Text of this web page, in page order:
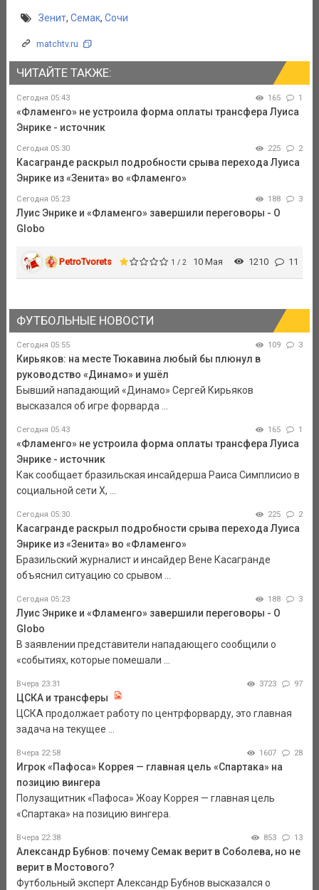
Зенит, Семак, Сочи
matchtv.ru
ЧИТАЙТЕ ТАКЖЕ:
Сегодня 05:43 165 1
«Фламенго» не устроила форма оплаты трансфера Луиса
Энрике - источник
Сегодня 05:30 225 2
Касагранде раскрыл подробности срыва перехода Луиса
Энрике из «Зенита» во «Фламенго»
Сегодня 05:23 188 3
Луис Энрике и «Фламенго» завершили переговоры - O
Globo
PetroTvorets 1 / 2 10 Мая 1210 11
ФУТБОЛЬНЫЕ НОВОСТИ
Сегодня 05:55 109 3
Кирьяков: на месте Тюкавина любый бы плюнул в
руководство «Динамо» и ушёл
Бывший нападающий «Динамо» Сергей Кирьяков
высказался об игре форварда ...
Сегодня 05:43 165 1
«Фламенго» не устроила форма оплаты трансфера Луиса
Энрике - источник
Как сообщает бразильская инсайдерша Раиса Симплисио в
социальной сети Х, ...
Сегодня 05:30 225 2
Касагранде раскрыл подробности срыва перехода Луиса
Энрике из «Зенита» во «Фламенго»
Бразильский журналист и инсайдер Вене Касагранде
объяснил ситуацию со срывом ...
Сегодня 05:23 188 3
Луис Энрике и «Фламенго» завершили переговоры - O
Globo
В заявлении представители нападающего сообщили о
«событиях, которые помешали ...
Вчера 23:31 3723 97
ЦСКА и трансферы
ЦСКА продолжает работу по центрфорварду, это главная
задача на текущее ...
Вчера 22:58 1607 28
Игрок «Пафоса» Коррея — главная цель «Спартака» на
позицию вингера
Полузащитник «Пафоса» Жоау Коррея — главная цель
«Спартака» на позицию вингера.
Вчера 22:38 853 13
Александр Бубнов: почему Семак верит в Соболева, но не
верит в Мостового?
Футбольный эксперт Александр Бубнов высказался о